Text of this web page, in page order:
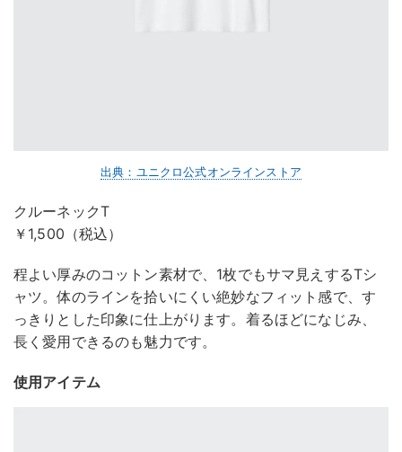
出典：ユニクロ公式オンラインストア
クルーネックT
￥1,500（税込）
程よい厚みのコットン素材で、1枚でもサマ見えするTシ
ャツ。体のラインを拾いにくい絶妙なフィット感で、す
っきりとした印象に仕上がります。着るほどになじみ、
長く愛用できるのも魅力です。
使用アイテム